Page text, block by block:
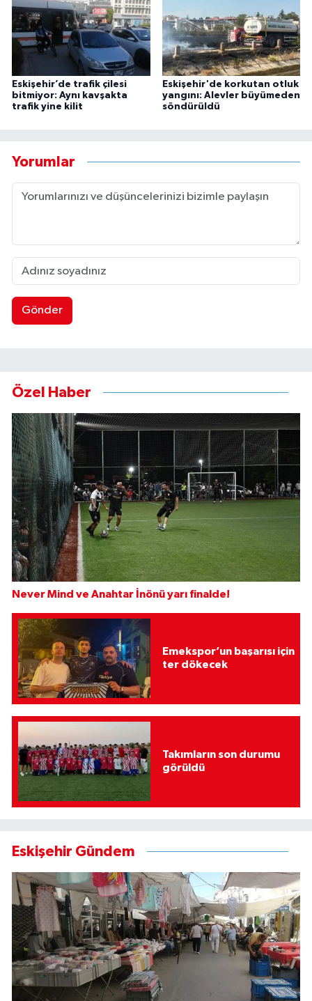
Eskişehir’de trafik çilesi
bitmiyor: Aynı kavşakta
trafik yine kilit
Eskişehir'de korkutan otluk
yangını: Alevler büyümeden
söndürüldü
Yorumlar
Gönder
Özel Haber
Never Mind ve Anahtar İnönü yarı finalde!
Emekspor’un başarısı için
ter dökecek
Takımların son durumu
görüldü
Eskişehir Gündem